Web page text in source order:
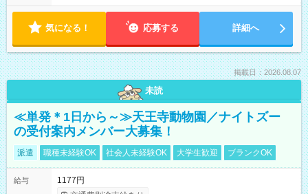
気になる！ 応募する 詳細へ
掲載日：2026.08.07
未読
≪単発＊1日から～≫天王寺動物園／ナイトズー
の受付案内メンバー大募集！
派遣 職種未経験OK 社会人未経験OK 大学生歓迎 ブランクOK
給与
1177円